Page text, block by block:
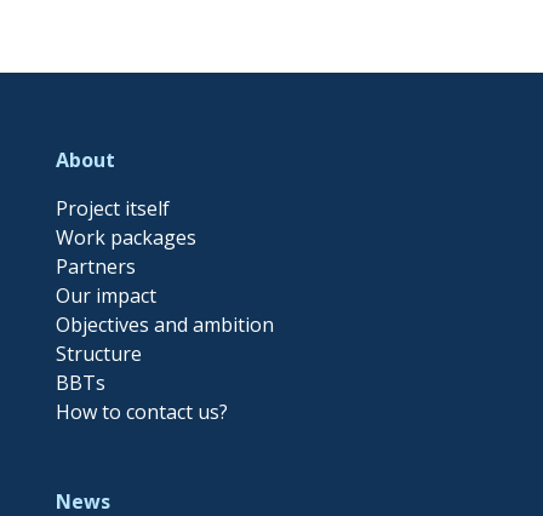
About
Project itself
Work packages
Partners
Our impact
Objectives and ambition
Structure
BBTs
How to contact us?
News